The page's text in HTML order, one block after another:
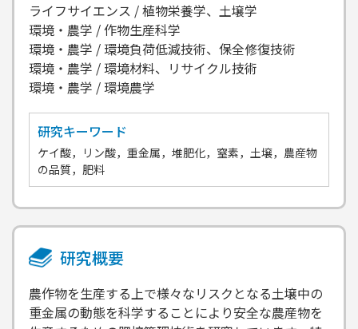
ライフサイエンス / 植物栄養学、土壌学
環境・農学 / 作物生産科学
環境・農学 / 環境負荷低減技術、保全修復技術
環境・農学 / 環境材料、リサイクル技術
環境・農学 / 環境農学
研究キーワード
ケイ酸，リン酸，重金属，堆肥化，窒素，土壌，農産物
の品質，肥料
研究概要
農作物を生産する上で様々なリスクとなる土壌中の
重金属の動態を科学することにより安全な農産物を